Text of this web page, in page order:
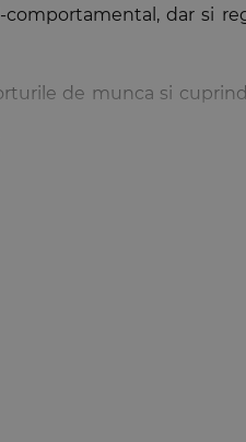
dar si
de munca si
unele in
care poseda in
reprezentare in aceasta
cunostintele